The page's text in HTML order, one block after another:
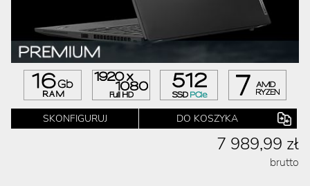
SKONFIGURUJ DO KOSZYKA
7 989,99 zł
brutto